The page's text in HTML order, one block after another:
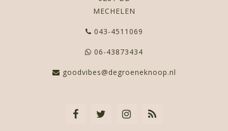
MECHELEN
043-4511069
06-43873434
goodvibes@degroeneknoop.nl